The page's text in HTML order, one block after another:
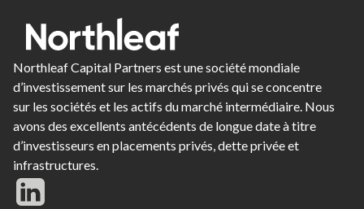
Northleaf Capital Partners est une société mondiale
d’investissement sur les marchés privés qui se concentre
sur les sociétés et les actifs du marché intermédiaire. Nous
avons des excellents antécédents de longue date à titre
d’investisseurs en placements privés, dette privée et
infrastructures.